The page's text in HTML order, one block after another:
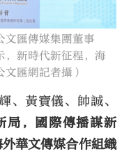
文匯傳媒集團董事
，新時代新征程，海
匯網記者攝）
、黃寶儀、帥誠、
局，國際傳播謀新
華文傳媒合作組織